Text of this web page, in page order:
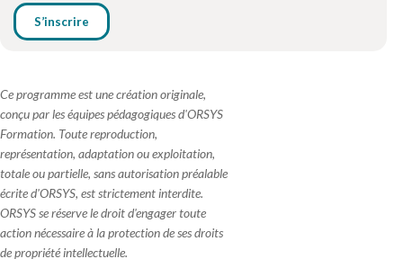
S’inscrire
Ce programme est une création originale,
conçu par les équipes pédagogiques d'ORSYS
Formation. Toute reproduction,
représentation, adaptation ou exploitation,
totale ou partielle, sans autorisation préalable
écrite d'ORSYS, est strictement interdite.
ORSYS se réserve le droit d'engager toute
action nécessaire à la protection de ses droits
de propriété intellectuelle.